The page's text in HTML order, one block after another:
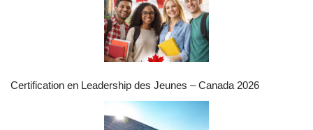
Certification en Leadership des Jeunes – Canada 2026